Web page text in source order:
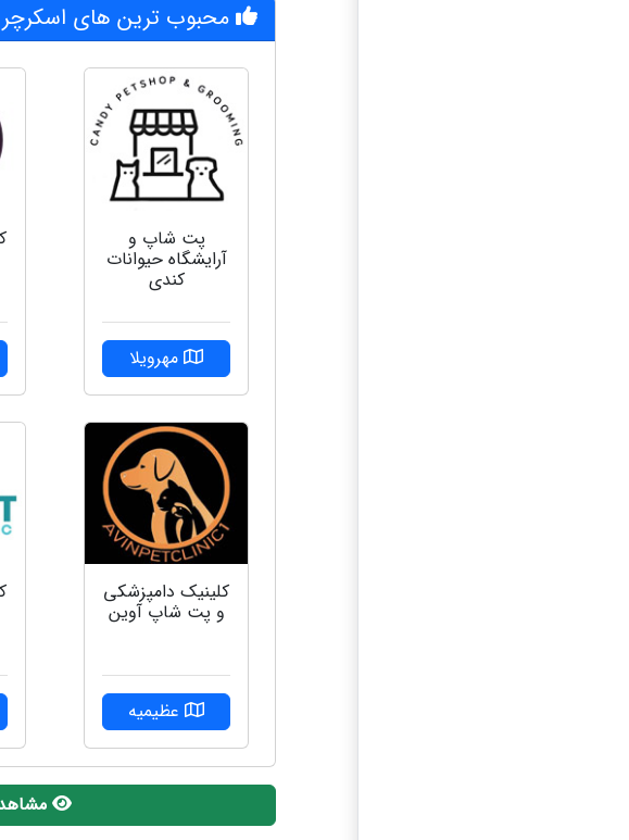
محبوب ترین های اسکرچر
پت شاپ و
آرایشگاه حیوانات
کندی
مهرویلا
کلینیک دامپزشکی
و پت شاپ آوین
عظیمیه